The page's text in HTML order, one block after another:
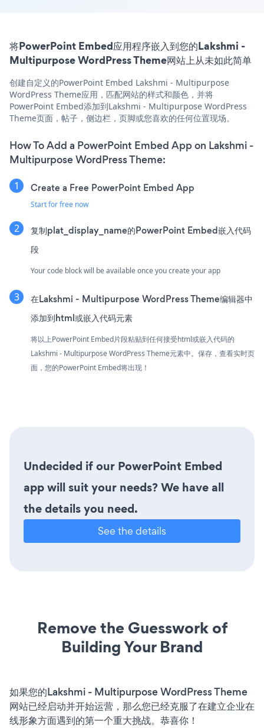
将PowerPoint Embed应用程序嵌入到您的Lakshmi -
Multipurpose WordPress Theme网站上从未如此简单
创建自定义的PowerPoint Embed Lakshmi - Multipurpose
WordPress Theme应用，匹配网站的样式和颜色，并将
PowerPoint Embed添加到Lakshmi - Multipurpose WordPress
Theme页面，帖子，侧边栏，页脚或您喜欢的任何位置现场。
How To Add a PowerPoint Embed App on Lakshmi -
Multipurpose WordPress Theme:
Create a Free PowerPoint Embed App
Start for free now
复制plat_display_name的PowerPoint Embed嵌入代码
段
Your code block will be available once you create your app
在Lakshmi - Multipurpose WordPress Theme编辑器中
添加到html或嵌入代码元素
将以上PowerPoint Embed片段粘贴到任何接受html或嵌入代码的
Lakshmi - Multipurpose WordPress Theme元素中。保存，查看实时页
面，您的PowerPoint Embed将出现！
Undecided if our PowerPoint Embed
app will suit your needs? We have all
the details you need.
See the details
Remove the Guesswork of
Building Your Brand
如果您的Lakshmi - Multipurpose WordPress Theme
网站已经启动并开始运营，那么您已经克服了在建立企业在
线形象方面遇到的第一个重大挑战。恭喜你！